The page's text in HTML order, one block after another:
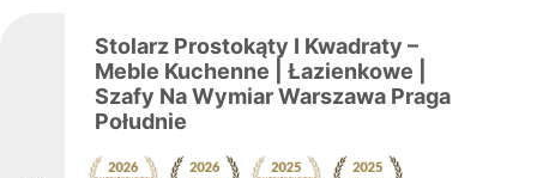
Stolarz Prostokąty I Kwadraty –
Meble Kuchenne | Łazienkowe |
Szafy Na Wymiar Warszawa Praga
Południe